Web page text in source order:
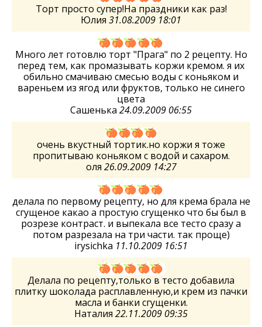
Торт просто супер!На праздники как раз!
Юлия 31.08.2009 18:01
Много лет готовлю торт "Прага" по 2 рецепту. Но
перед тем, как промазывать коржи кремом. я их
обильно смачиваю смесью воды с коньяком и
вареньем из ягод или фруктов, только не синего
цвета
Сашенька 24.09.2009 06:55
очень вкустный тортик.но коржи я тоже
пропитываю коньяком с водой и сахаром.
оля 26.09.2009 14:27
делала по первому рецепту, но для крема брала не
сгущеное какао а простую сгущенко что бы был в
розрезе контраст. и выпекала все тесто сразу а
потом разрезала на три части. так проще)
irysichka 11.10.2009 16:51
Делала по рецепту,только в тесто добавила
плитку шоколада расплавленную,и крем из пачки
масла и банки сгущенки.
Наталия 22.11.2009 09:35